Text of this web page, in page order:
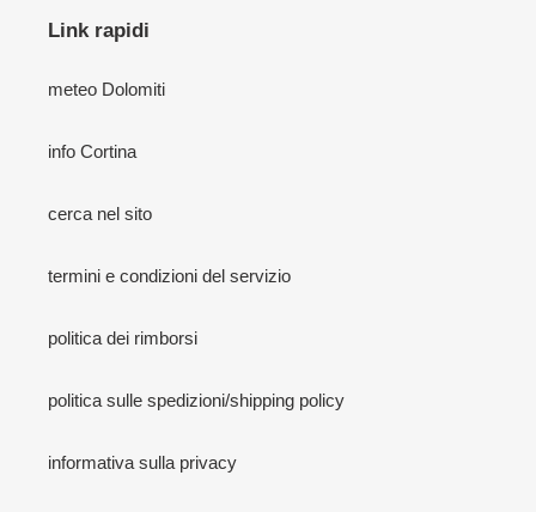
Link rapidi
meteo Dolomiti
info Cortina
cerca nel sito
termini e condizioni del servizio
politica dei rimborsi
politica sulle spedizioni/shipping policy
informativa sulla privacy